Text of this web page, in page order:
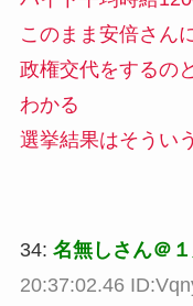
このまま安倍さん
政権交代をするの
わかる
選挙結果はそうい
34: 名無しさん＠
20:37:02.46